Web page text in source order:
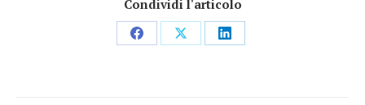
Condividi l'articolo
CondividiCondividiCondividi